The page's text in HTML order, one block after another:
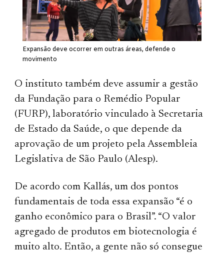
Expansão deve ocorrer em outras áreas, defende o
movimento
O instituto também deve assumir a gestão
da Fundação para o Remédio Popular
(FURP), laboratório vinculado à Secretaria
de Estado da Saúde, o que depende da
aprovação de um projeto pela Assembleia
Legislativa de São Paulo (Alesp).
De acordo com Kallás, um dos pontos
fundamentais de toda essa expansão “é o
ganho econômico para o Brasil”. “O valor
agregado de produtos em biotecnologia é
muito alto. Então, a gente não só consegue